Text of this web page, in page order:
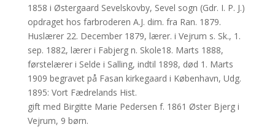
1858 i Østergaard Sevelskovby, Sevel sogn (Gdr. I. P. J.)
opdraget hos farbroderen A.J. dim. fra Ran. 1879.
Huslærer 22. December 1879, lærer. i Vejrum s. Sk., 1.
sep. 1882, lærer i Fabjerg n. Skole18. Marts 1888,
førstelærer i Selde i Salling, indtil 1898, død 1. Marts
1909 begravet på Fasan kirkegaard i København, Udg.
1895: Vort Fædrelands Hist.
gift med Birgitte Marie Pedersen f. 1861 Øster Bjerg i
Vejrum, 9 børn.